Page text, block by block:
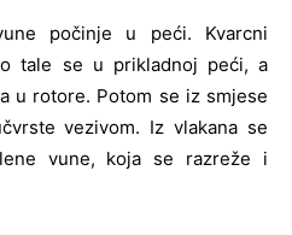
počinje u peći. Kvarcni
tale se u prikladnoj peći, a
u rotore. Potom se iz smjese
vezivom. Iz vlakana se
vune, koja se razreže i